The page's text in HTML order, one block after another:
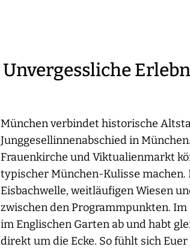
Unvergessliche
München verbindet historische
Junggesellinnenabschied in
Frauenkirche und Viktualienmarkt
typischer München-Kulisse
Eisbachwelle, weitläufigen Wiesen
zwischen den Programmpunkten.
im Englischen Garten ab und habt
direkt um die Ecke. So fühlt sich